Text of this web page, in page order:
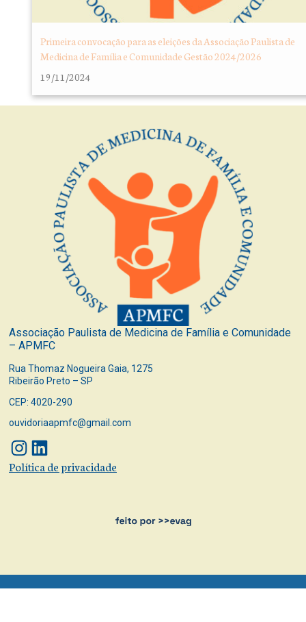
Primeira convocação para as eleições da Associação Paulista de
Medicina de Família e Comunidade Gestão 2024/2026
19/11/2024
Associação Paulista de Medicina de Família e Comunidade
– APMFC
Rua Thomaz Nogueira Gaia, 1275
Ribeirão Preto – SP
CEP: 4020-290
ouvidoriaapmfc@gmail.com
Instagram LinkedIn
Política de privacidade